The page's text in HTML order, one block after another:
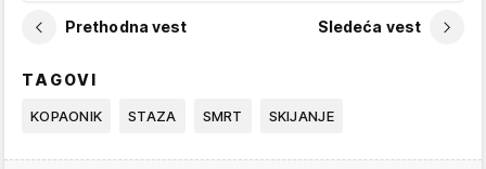
Prethodna vest Sledeća vest
TAGOVI
KOPAONIK STAZA SMRT SKIJANJE